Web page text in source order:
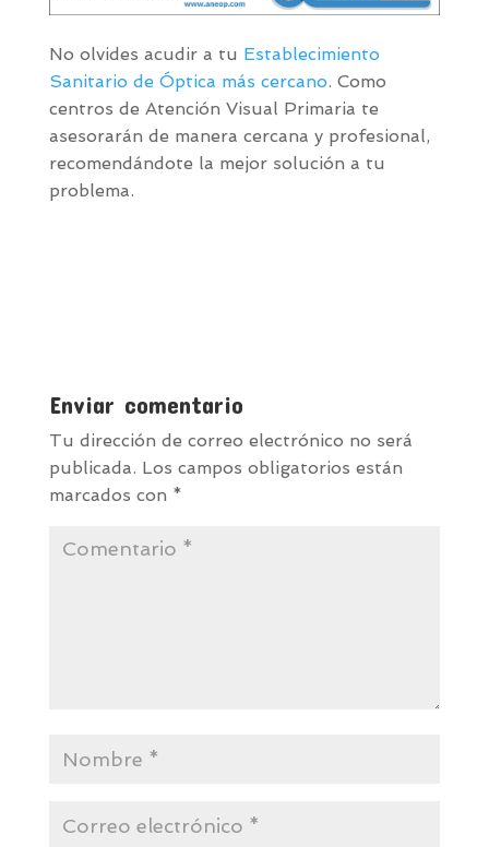
No olvides acudir a tu Establecimiento
Sanitario de Óptica más cercano. Como
centros de Atención Visual Primaria te
asesorarán de manera cercana y profesional,
recomendándote la mejor solución a tu
problema.
Enviar comentario
Tu dirección de correo electrónico no será
publicada. Los campos obligatorios están
marcados con *